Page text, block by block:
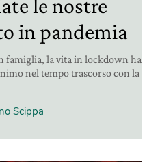
le nostre
in pandemia
famiglia, la vita in lockdown ha
nel tempo trascorso con la
Scippa